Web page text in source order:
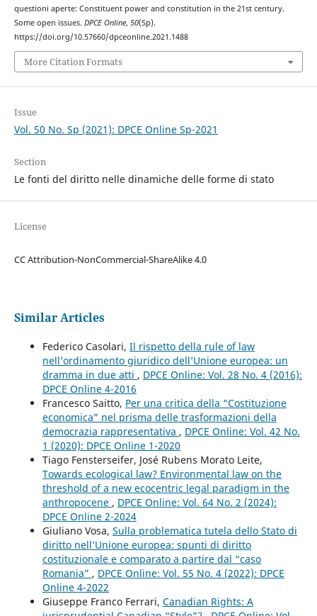
questioni aperte: Constituent power and constitution in the 21st century.
Some open issues. DPCE Online, 50(Sp).
https://doi.org/10.57660/dpceonline.2021.1488
More Citation Formats
Issue
Vol. 50 No. Sp (2021): DPCE Online Sp-2021
Section
Le fonti del diritto nelle dinamiche delle forme di stato
License
CC Attribution-NonCommercial-ShareAlike 4.0
Similar Articles
Federico Casolari, Il rispetto della rule of law
nell’ordinamento giuridico dell’Unione europea: un
dramma in due atti , DPCE Online: Vol. 28 No. 4 (2016):
DPCE Online 4-2016
Francesco Saitto, Per una critica della “Costituzione
economica” nel prisma delle trasformazioni della
democrazia rappresentativa , DPCE Online: Vol. 42 No.
1 (2020): DPCE Online 1-2020
Tiago Fensterseifer, José Rubens Morato Leite,
Towards ecological law? Environmental law on the
threshold of a new ecocentric legal paradigm in the
anthropocene , DPCE Online: Vol. 64 No. 2 (2024):
DPCE Online 2-2024
Giuliano Vosa, Sulla problematica tutela dello Stato di
diritto nell’Unione europea: spunti di diritto
costituzionale e comparato a partire dal “caso
Romania” , DPCE Online: Vol. 55 No. 4 (2022): DPCE
Online 4-2022
Giuseppe Franco Ferrari, Canadian Rights: A